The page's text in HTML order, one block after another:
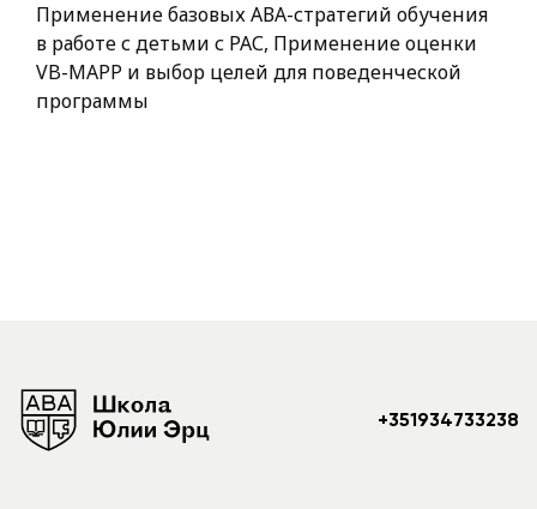
Применение базовых АВА-стратегий обучения
в работе с детьми с РАС, Применение оценки
VB-MAPP и выбор целей для поведенческой
программы
+351934733238